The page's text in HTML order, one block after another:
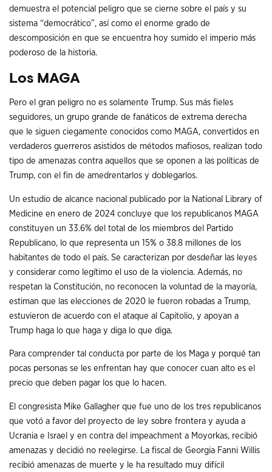
demuestra el potencial peligro que se cierne sobre el país y su
sistema “democrático”, así como el enorme grado de
descomposición en que se encuentra hoy sumido el imperio más
poderoso de la historia.
Los MAGA
Pero el gran peligro no es solamente Trump. Sus más fieles
seguidores, un grupo grande de fanáticos de extrema derecha
que le siguen ciegamente conocidos como MAGA, convertidos en
verdaderos guerreros asistidos de métodos mafiosos, realizan todo
tipo de amenazas contra aquellos que se oponen a las políticas de
Trump, con el fin de amedrentarlos y doblegarlos.
Un estudio de alcance nacional publicado por la National Library of
Medicine en enero de 2024 concluye que los republicanos MAGA
constituyen un 33.6% del total de los miembros del Partido
Republicano, lo que representa un 15% o 38.8 millones de los
habitantes de todo el país. Se caracterizan por desdeñar las leyes
y considerar como legítimo el uso de la violencia. Además, no
respetan la Constitución, no reconocen la voluntad de la mayoría,
estiman que las elecciones de 2020 le fueron robadas a Trump,
estuvieron de acuerdo con el ataque al Capitolio, y apoyan a
Trump haga lo que haga y diga lo que diga.
Para comprender tal conducta por parte de los Maga y porqué tan
pocas personas se les enfrentan hay que conocer cuan alto es el
precio que deben pagar los que lo hacen.
El congresista Mike Gallagher que fue uno de los tres republicanos
que votó a favor del proyecto de ley sobre frontera y ayuda a
Ucrania e Israel y en contra del impeachment a Moyorkas, recibió
amenazas y decidió no reelegirse. La fiscal de Georgia Fanni Willis
recibió amenazas de muerte y le ha resultado muy difícil